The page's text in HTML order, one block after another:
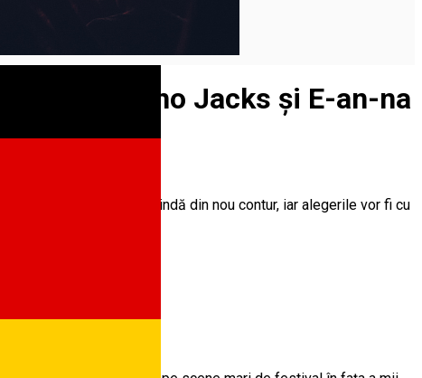
The Mono Jacks și E-an-na
începe ușor, ușor să prindă din nou contur, iar alegerile vor fi cu
în Sibiu pe: